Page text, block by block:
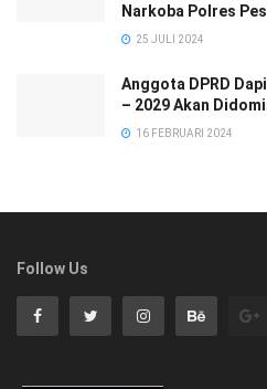
Narkoba Polres
25 JULI 2024
Anggota DPRD
– 2029 Akan
16 FEBRUARI 2024
Follow Us